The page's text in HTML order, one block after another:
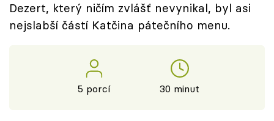
Sledujte prima+
Dezert, který ničím zvlášť nevynikal, byl asi
nejslabší částí Katčina pátečního menu.
5 porcí 30 minut